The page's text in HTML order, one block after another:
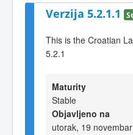
Verzija 5.2.1.1
This is the Croatian
5.2.1
Maturity
Stable
Objavljeno na
utorak, 19